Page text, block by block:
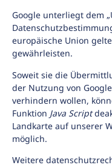
Google unterliegt dem
europäische Union
gewährleisten.
Soweit sie die
der Nutzung von
verhindern wollen,
Funktion Java Script
Landkarte auf unserer
möglich.
Weitere